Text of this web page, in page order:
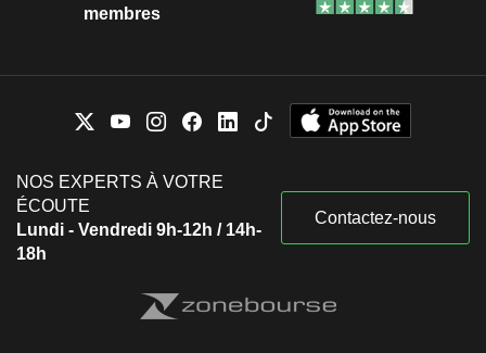
membres
NOS EXPERTS À VOTRE
ÉCOUTE
Lundi - Vendredi 9h-12h / 14h-
18h
Contactez-nous